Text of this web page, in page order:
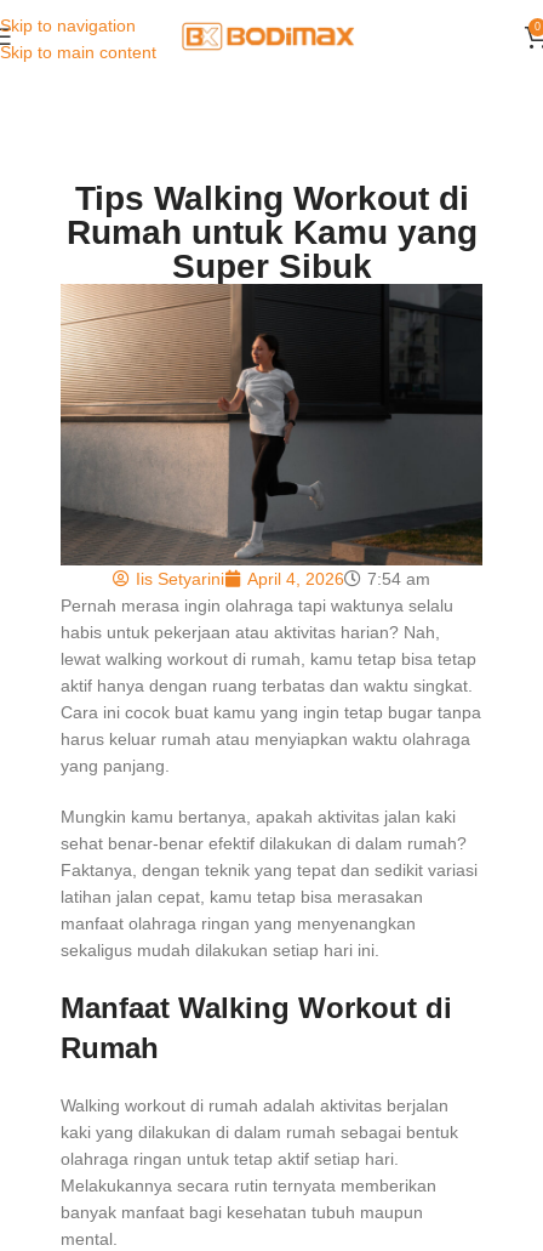
Skip to navigation
Skip to main content
0
Tips Walking Workout di
Rumah untuk Kamu yang
Super Sibuk
Iis Setyarini April 4, 2026
7:54 am
Pernah merasa ingin olahraga tapi waktunya selalu
habis untuk pekerjaan atau aktivitas harian? Nah,
lewat walking workout di rumah, kamu tetap bisa tetap
aktif hanya dengan ruang terbatas dan waktu singkat.
Cara ini cocok buat kamu yang ingin tetap bugar tanpa
harus keluar rumah atau menyiapkan waktu olahraga
yang panjang.
Mungkin kamu bertanya, apakah aktivitas jalan kaki
sehat benar-benar efektif dilakukan di dalam rumah?
Faktanya, dengan teknik yang tepat dan sedikit variasi
latihan jalan cepat, kamu tetap bisa merasakan
manfaat olahraga ringan yang menyenangkan
sekaligus mudah dilakukan setiap hari ini.
Manfaat Walking Workout di
Rumah
Walking workout di rumah adalah aktivitas berjalan
kaki yang dilakukan di dalam rumah sebagai bentuk
olahraga ringan untuk tetap aktif setiap hari.
Melakukannya secara rutin ternyata memberikan
banyak manfaat bagi kesehatan tubuh maupun
mental.